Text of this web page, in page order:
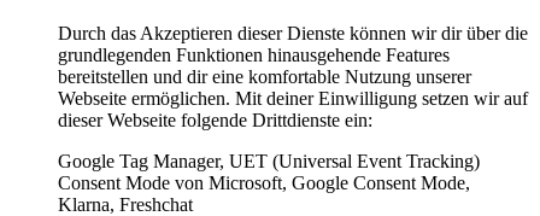
Durch das Akzeptieren dieser Dienste können wir dir über die
grundlegenden Funktionen hinausgehende Features
bereitstellen und dir eine komfortable Nutzung unserer
Webseite ermöglichen. Mit deiner Einwilligung setzen wir auf
dieser Webseite folgende Drittdienste ein:
Google Tag Manager, UET (Universal Event Tracking)
Consent Mode von Microsoft, Google Consent Mode,
Klarna, Freshchat